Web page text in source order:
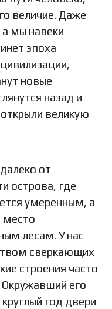
величие. Даже
мы навеки
эпоха
новые
назад и
великую
от
острова, где
умеренным, а
место
лесам. У нас
сверкающих
строения часто
Окружавший его
год двери